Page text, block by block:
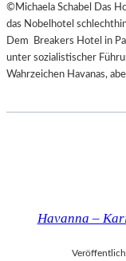
©Michaela Schabel Das
das Nobelhotel
Dem Breakers Hotel in
unter sozialistischer
Wahrzeichen Havanas,
Havanna –